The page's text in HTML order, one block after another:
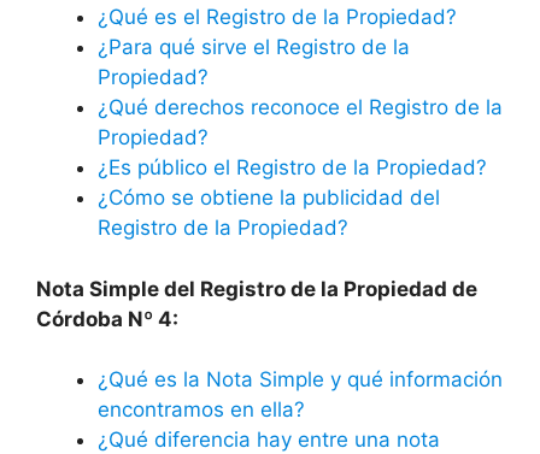
¿Qué es el Registro de la Propiedad?
¿Para qué sirve el Registro de la
Propiedad?
¿Qué derechos reconoce el Registro de la
Propiedad?
¿Es público el Registro de la Propiedad?
¿Cómo se obtiene la publicidad del
Registro de la Propiedad?
Nota Simple del Registro de la Propiedad de
Córdoba Nº 4:
¿Qué es la Nota Simple y qué información
encontramos en ella?
¿Qué diferencia hay entre una nota